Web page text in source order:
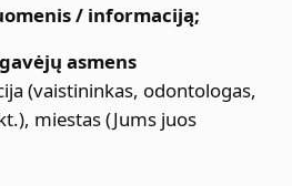
/ informaciją;
asmens
(vaistininkas, odontologas,
miestas (Jums juos